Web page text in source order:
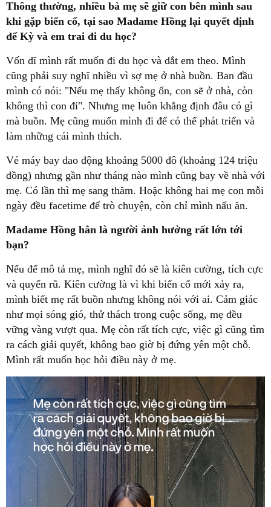
Thông thường, nhiều bà mẹ sẽ giữ con bên mình sau
khi gặp biến cố, tại sao Madame Hồng lại quyết định
để Kỳ và em trai đi du học?
Vốn dĩ mình rất muốn đi du học và dắt em theo. Mình
cũng phải suy nghĩ nhiều vì sợ mẹ ở nhà buồn. Ban đầu
mình có nói: "Nếu mẹ thấy không ổn, con sẽ ở nhà, còn
không thì con đi". Nhưng mẹ luôn khẳng định đâu có gì
mà buồn. Mẹ cũng muốn mình đi để có thể phát triển và
làm những cái mình thích.
Vé máy bay dao động khoảng 5000 đô (khoảng 124 triệu
đồng) nhưng gần như tháng nào mình cũng bay về nhà với
mẹ. Có lần thì mẹ sang thăm. Hoặc không hai mẹ con mỗi
ngày đều facetime để trò chuyện, còn chỉ mình nấu ăn.
Madame Hồng hẳn là người ảnh hưởng rất lớn tới
bạn?
Nếu để mô tả mẹ, mình nghĩ đó sẽ là kiên cường, tích cực
và quyến rũ. Kiên cường là vì khi biến cố mới xảy ra,
mình biết mẹ rất buồn nhưng không nói với ai. Cảm giác
như mọi sóng gió, thử thách trong cuộc sống, mẹ đều
vững vàng vượt qua. Mẹ còn rất tích cực, việc gì cũng tìm
ra cách giải quyết, không bao giờ bị đứng yên một chỗ.
Mình rất muốn học hỏi điều này ở mẹ.